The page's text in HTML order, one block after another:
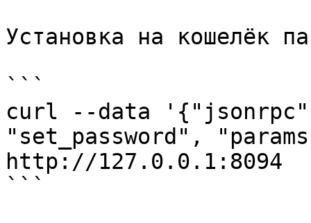
Установка на кошелёк
```
curl --data
"set_password",
http://127.0.0.1:8094
```